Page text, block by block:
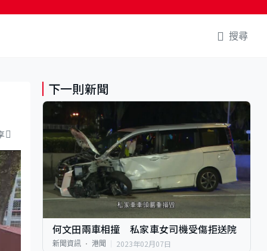
搜尋
下一則新聞
何文田兩車相撞 私家車女司機受傷拒送院
新聞資訊 港聞 2023年02月07日